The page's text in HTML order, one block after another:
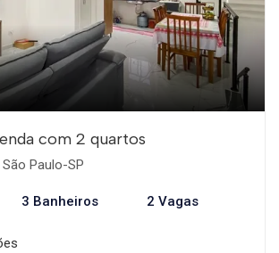
com 2 quartos
Paulo-SP
3 Banheiros 2 Vagas